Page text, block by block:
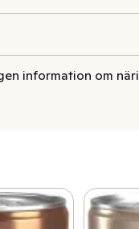
information om